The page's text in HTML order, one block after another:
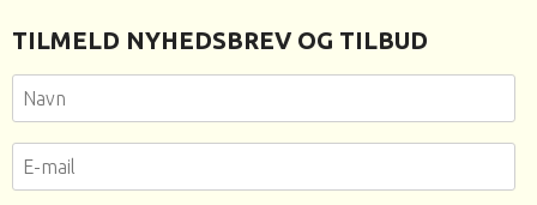
TILMELD NYHEDSBREV OG TILBUD